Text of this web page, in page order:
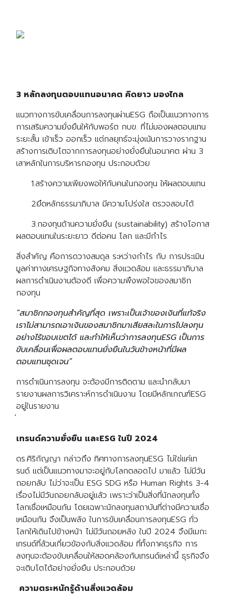
3 หลักลงทุนตอบแทนอนาคต คิดยาว มองไกล
แนวทางการขับเคลื่อนการลงทุนผ่านESG ถือเป็นแนวทางการ
การเสริมความยั่งยืนให้กับพอร์ต กบข. ที่ไม่มองผลตอบแทน
ระยะสั้น เข้าเร็ว ออกเร็ว แต่กลยุทธ์จะมุ่งเน้นการวางรากฐาน
สร้างการเติบโตจากการลงทุนอย่างยั่งยืนในอนาคต ผ่าน 3
เสาหลักในการบริหารกองทุน ประกอบด้วย
1.สร้างความเพียงพอให้กับคนในกองทุน ให้ผลตอบแทน
2ยึดหลักธรรมาภิบาล มีความโปร่งใส ตรวจสอบได้
3.กองทุนด้านความยั่งยืน (sustainability) สร้างโอกาส
ผลตอบแทนในระยะยาว ดีต่อคน โลก และมีกำไร
สิ่งสำคัญ คือการดวางสมดุล ระหว่างกำไร กับ การประเมิน
มูลค่าทางเศรษฐกิจทางสังคม สิ่งแวดล้อม และธรรมาภิบาล
ผลการดำเนินงานต้องดี เพื่อความพึงพอใจของสมาชิก
กองทุน
“สมาชิกกองทุนสําคัญที่สุด เพราะเป็นเจ้าของเงินที่แท้จริง
เราไม่สามารถเอาเงินของสมาชิกมาเสียสละในการไปลงทุน
อย่างไร้ขอบเขตได้ และทำให้เห็นว่าการลงทุนESG เป็นการ
ขับเคลื่อนเพื่อผลตอบแทนยั่งยืนในวันข้างหน้าที่มีผล
ตอบแทนชุดเจน”
การดำเนินการลงทุน จะต้องมีการติดตาม และนำกลับมา
รายงานผลการวิเคราะห์การดำเนินงาน โดยมีหลักเกณฑ์ESG
อยู่ในรายงาน
เทรนด์ความยั่งยืน และESG ในปี 2024
ดร.ศิริกัญญา กล่าวถึง ทิศทางการลงทุนESG ไม่ใช่แค่เท
รนด์ แต่เป็นแนวทางมาจะอยู่กับโลกตลอดไป มาแล้ว ไม่มีวัน
ถอยกลับ ไม่ว่าจะเป็น ESG SDG หรือ Human Rights 3-4
เรื่องไม่มีวันถอยกลับอยู่แล้ว เพราะว่าเป็นสิ่งที่นักลงทุนทั้ง
โลกเชื่อเหมือนกัน โดยเฉพาะนักลงทุนสถาบันที่ต่างมีความเชื่อ
เหมือนกัน จึงเป็นพลัง ในการขับเคลื่อนการลงทุนESG ทั่ว
โลกให้เดินไปข้างหน้า ไม่มีวันถอยหลัง ในปี 2024 จึงมีเมกะ
เทรนด์ที่ล้วนเกี่ยวข้องกับสิ่งแวดล้อม ที่ทั้งภาคธุรกิจ การ
ลงทุนจะต้องขับเคลื่อนให้สอดคล้องกับเทรนด์เหล่านี้ ธุรกิจจึง
จะเติบโตได้อย่างยั่งยืน ประกอบด้วย
ความตระหนักรู้ด้านสิ่งแวดล้อม